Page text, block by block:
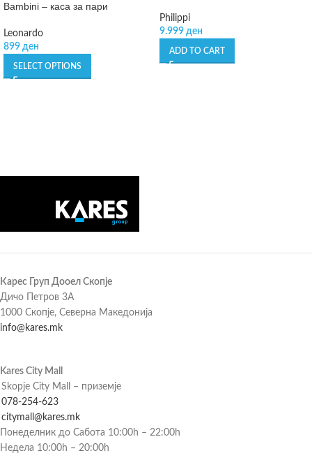
Bambini – каса за пари
Leonardo
899 ден
SELECT OPTIONS
Philippi
9.999 ден
ADD TO CART
Карес Груп Дооел Скопје
Дичо Петров 3А
1000 Скопје, Северна Македонија
info@kares.mk
Kares City Mall
Skopje City Mall – приземје
078-254-623
citymall@kares.mk
Понеделник до Сабота 10:00h – 22:00h
Недела 10:00h – 20:00h